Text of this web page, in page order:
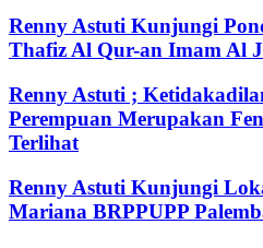
Renny Astuti Kunjungi
Thafiz Al Qur-an Imam Al
Renny Astuti ;
Perempuan Merupakan
Terlihat
Renny Astuti Kunjungi
Mariana BRPPUPP